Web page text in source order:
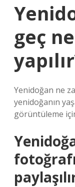
geç
Yenidoğan ne
yenidoğanın
görüntüleme